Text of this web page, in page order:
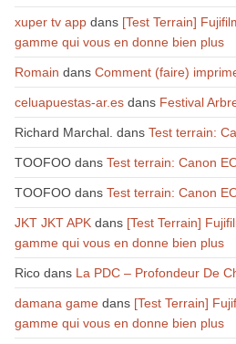
xuper tv appdans [Test Terrain]
gamme qui vous en donne bien plus
Romain dans Comment (faire)
celuapuestas-ar.esdans Festival
Richard Marchal. dans Test terrain:
TOOFOOdans Test terrain: Canon
TOOFOOdans Test terrain: Canon
JKT JKT APKdans [Test Terrain]
gamme qui vous en donne bien plus
Ricodans La PDC – Profondeur De
damana gamedans [Test Terrain]
gamme qui vous en donne bien plus